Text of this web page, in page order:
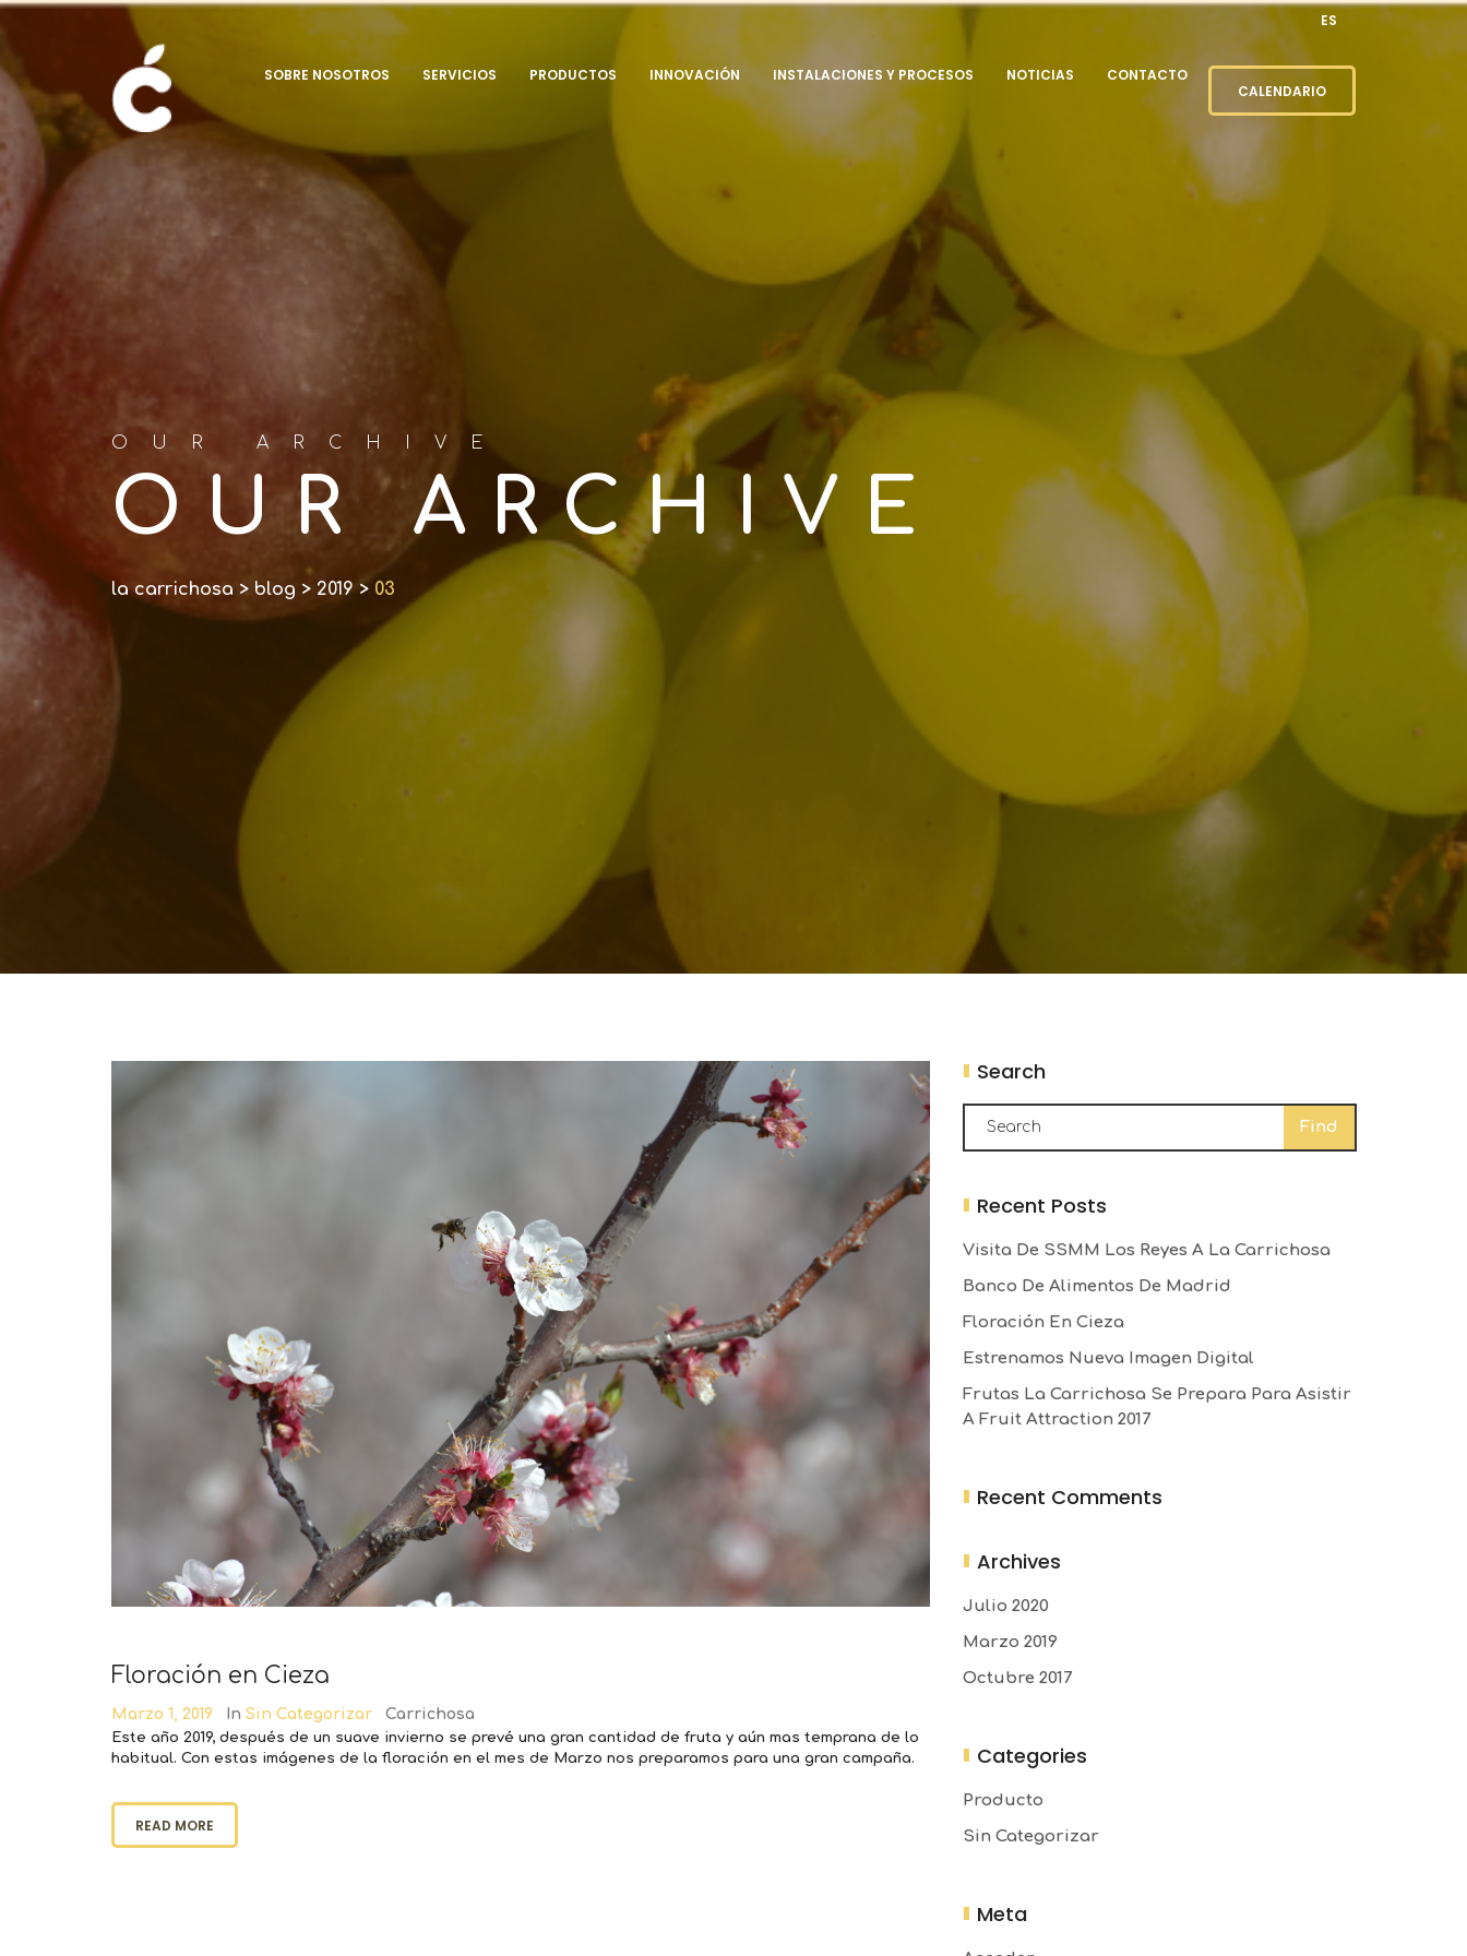
ES
SOBRE NOSOTROS SERVICIOS PRODUCTOS INNOVACIÓN INSTALACIONES Y PROCESOS NOTICIAS
CONTACTO
CALENDARIO
OUR ARCHIVE
OUR ARCHIVE
la carrichosa > blog > 2019 > 03
Floración en Cieza
Marzo 1, 2019 In Sin Categorizar Carrichosa
Este año 2019, después de un suave invierno se prevé una gran cantidad de fruta y aún mas temprana de lo
habitual. Con estas imágenes de la floración en el mes de Marzo nos preparamos para una gran campaña.
READ MORE
Search
Recent Posts
Visita De SSMM Los Reyes A La Carrichosa
Banco De Alimentos De Madrid
Floración En Cieza
Estrenamos Nueva Imagen Digital
Frutas La Carrichosa Se Prepara Para Asistir
A Fruit Attraction 2017
Recent Comments
Archives
Julio 2020
Marzo 2019
Octubre 2017
Categories
Producto
Sin Categorizar
Meta